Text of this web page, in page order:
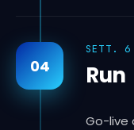
04
SETT. 6
Run
Go-live